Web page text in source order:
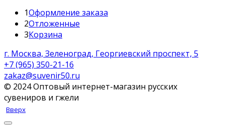
1Оформление заказа
2Отложенные
3Корзина
г. Москва, Зеленоград, Георгиевский проспект, 5
+7 (965) 350-21-16
zakaz@suvenir50.ru
© 2024 Оптовый интернет-магазин русских
сувениров и гжели
Вверх